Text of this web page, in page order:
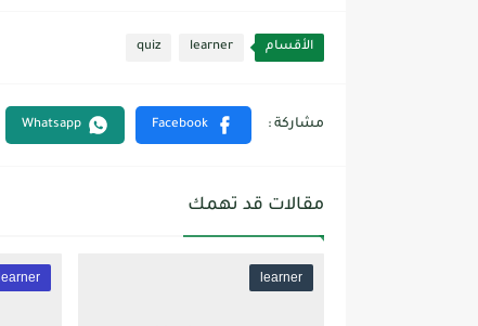
الأقسام learner
quiz
مقالات قد تهمك
learner
learner